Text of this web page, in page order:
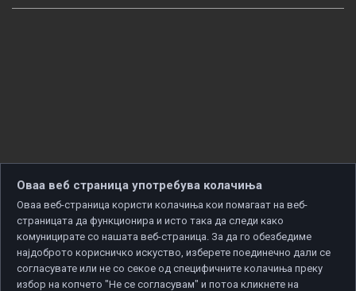
Оваа веб страница употребува колачиња
Оваа веб-страница користи колачиња кои помагаат на веб-
страницата да функционира и исто така да следи како
комуницирате со нашата веб-страница. За да го обезбедиме
најдоброто корисничко искуство, изберете поединечно дали се
согласувате или не со секое од специфичните колачиња преку
избор на копчето "Не се согласувам" и потоа кликнете на